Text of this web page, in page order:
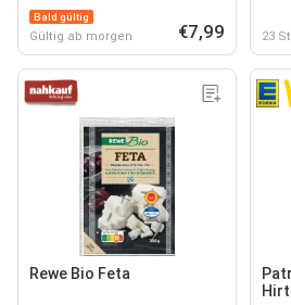
Bald gültig
Gültig ab morgen €7,99 23
Rewe Bio Feta